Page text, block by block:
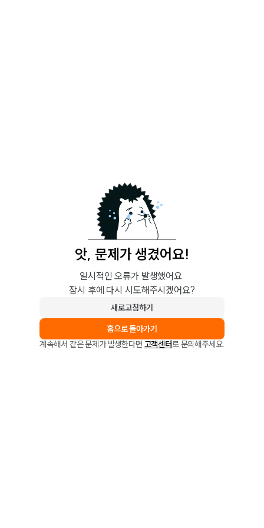
앗, 문제가 생겼어요!
일시적인 오류가 발생했어요.
잠시 후에 다시 시도해주시겠어요?
새로고침하기
홈으로 돌아가기
계속해서 같은 문제가 발생한다면 고객센터로 문의해주세요.